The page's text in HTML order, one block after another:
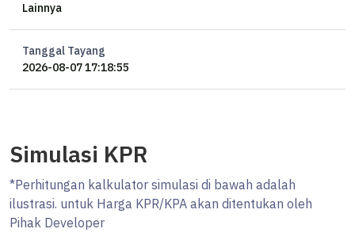
Lainnya
Tanggal Tayang
2026-08-07 17:18:55
Simulasi KPR
*Perhitungan kalkulator simulasi di bawah adalah
ilustrasi. untuk Harga KPR/KPA akan ditentukan oleh
Pihak Developer